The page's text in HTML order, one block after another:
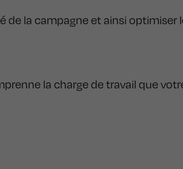
de la campagne et ainsi optimiser
la charge de travail que